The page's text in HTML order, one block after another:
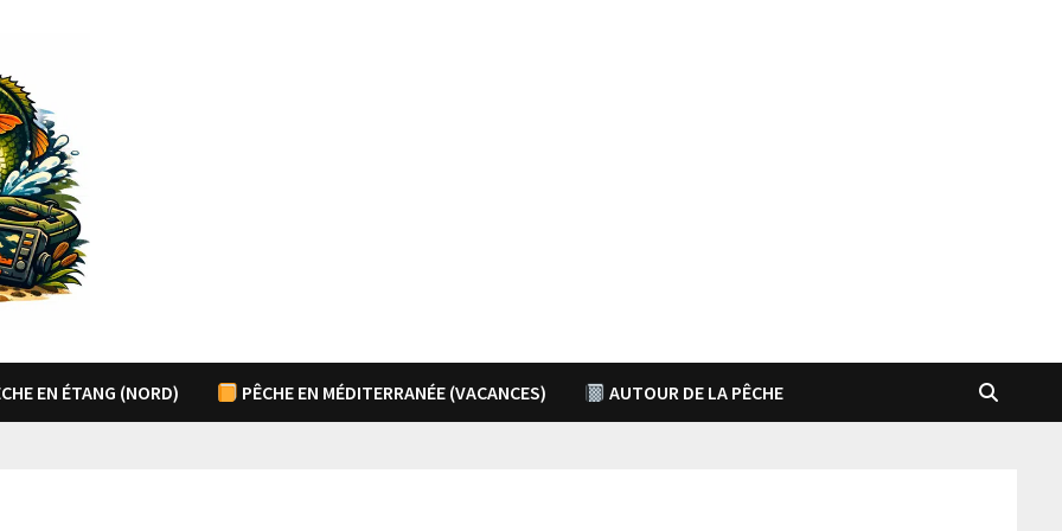
EN ÉTANG (NORD) PÊCHE EN MÉDITERRANÉE (VACANCES) AUTOUR DE LA PÊCHE